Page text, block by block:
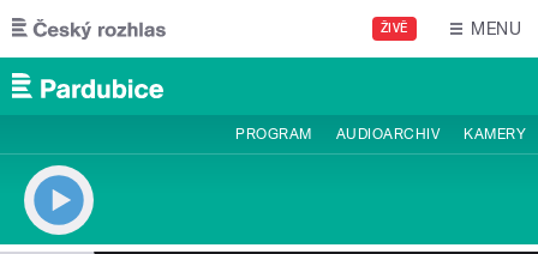
Přejít k hlavnímu obsahu
ŽIVĚ MENU
PROGRAM AUDIOARCHIV KAMERY